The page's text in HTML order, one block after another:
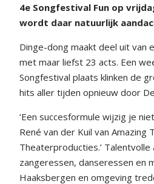
4e Songfestival Fun op
wordt daar natuurlijk
Dinge-dong maakt deel uit van
met maar liefst 23 acts. Een
Songfestival plaats klinken de
hits aller tijden opnieuw door
‘Een succesformule wijzig je
René van der Kuil van Amazing
Theaterproducties.’
zangeressen, danseressen en
Haaksbergen en omgeving